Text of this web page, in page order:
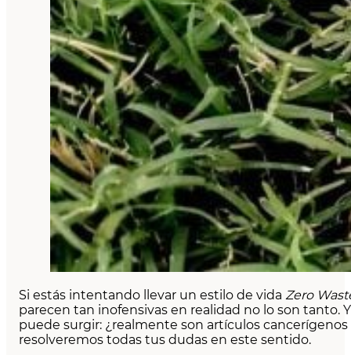
Si estás intentando llevar un estilo de vida Zero
parecen tan inofensivas en realidad no lo son
puede surgir: ¿realmente son artículos
resolveremos todas tus dudas en este sentido.